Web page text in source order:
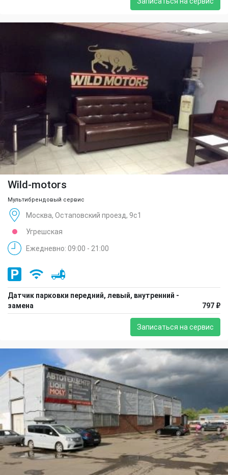
Wild-motors
Мультибрендовый сервис
Москва, Остаповский проезд, 9с1
Угрешская
Ежедневно: 09:00 - 21:00
Датчик парковки передний, левый, внутренний -
замена
797 ₽
Записаться на сервис